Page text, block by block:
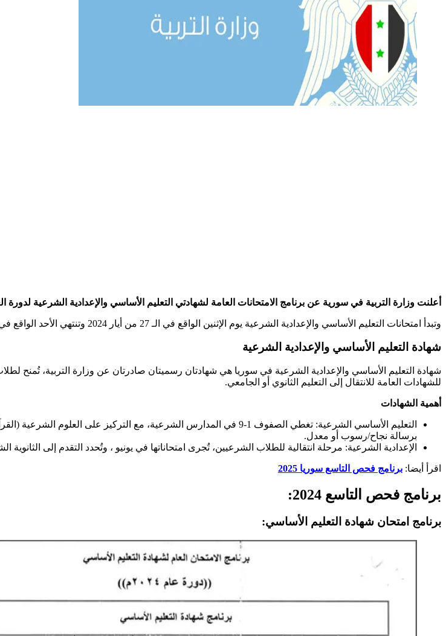
أعلنت وزارة التربية في سورية عن برنامج الامتحانات العامة لشهادتي التعليم الأساسي والإعدادية الشرعية لدورة العام
وتبدأ امتحانات التعليم الأساسي والإعدادية الشرعية يوم الإثنين الواقع في الـ 27 من أيار 2024 وتنتهي الأحد الواقع في الـ 12 من حزيران 2024 للتعليم الأساسي، والإثنين الـ 13 منه للإعدادية الشرعية.
شهادة التعليم الأساسي والإعدادية الشرعية
شهادة التعليم الأساسي والإعدادية الشرعية في سوريا هي شهادتان رسميتان صادرتان عن وزارة التربية، تُمنح
للشهادات العامة للانتقال إلى التعليم الثانوي أو الجامعي.​
أهمية الشهادات
برسالة نجاح/رسوب أو معدل.​
الإعدادية الشرعية: مرحلة انتقالية للطلاب الشرعيين، تُجرى امتحاناتها في يونيو ، وتُحدد التقدم إلى الثانوية
اقرأ أيضا: برنامج فحص التاسع سوريا 2025
برنامج فحص التاسع 2024:
برنامج امتحان شهادة التعليم الأساسي: